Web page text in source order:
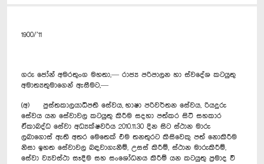
1900/’11
ගරු ජෝන් අමරතුංග මහතා,— රාජ්‍ය පරිපාලන හා ස්වදේශ කටයුතු
අමාත්‍යතුමාගෙන් ඇසීමට,—
(අ) පුස්තකාලයාධිපති සේවය, භාෂා පරිවර්තන සේවය, රියදුරු
සේවය යන සේවාවල කටයුතු කිරීම සදහා පත්කර සිටි සහකාර
ඒකාබද්ධ සේවා අධ්‍යක්ෂවරිය 2010.11.30 දින සිට ස්ථාන මාරු
ලබාගොස් ඇති අතර මෙතෙක් එම තනතුරට කිසිවෙකු පත් නොකිරීම
නිසා ඉහත ‍සේවාවල බඳවාගැනීම්, උසස් කිරීම්, ස්ථාන මාරුකිරීම්,
සේවා ව්‍යවස්ථා සෑදීම සහ සංශෝධනය කිරීම් යන කටයුතු ප්‍රමාද වී